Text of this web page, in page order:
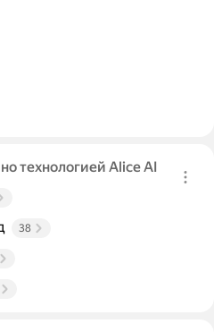
технологией Alice AI
38